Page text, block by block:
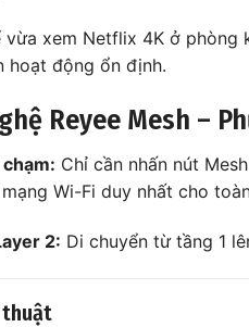
vừa xem Netflix 4K ở
hoạt động ổn định.
Reyee Mesh –
Chỉ cần nhấn nút
Wi-Fi duy nhất cho
2: Di chuyển từ tầng 1
thuật